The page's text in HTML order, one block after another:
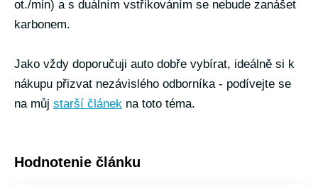
ot./min) a s duálním vstřikováním se nebude zanášet
karbonem.
Jako vždy doporučuji auto dobře vybírat, ideálně si k
nákupu přizvat nezávislého odborníka - podívejte se
na můj starší článek na toto téma.
Hodnotenie článku